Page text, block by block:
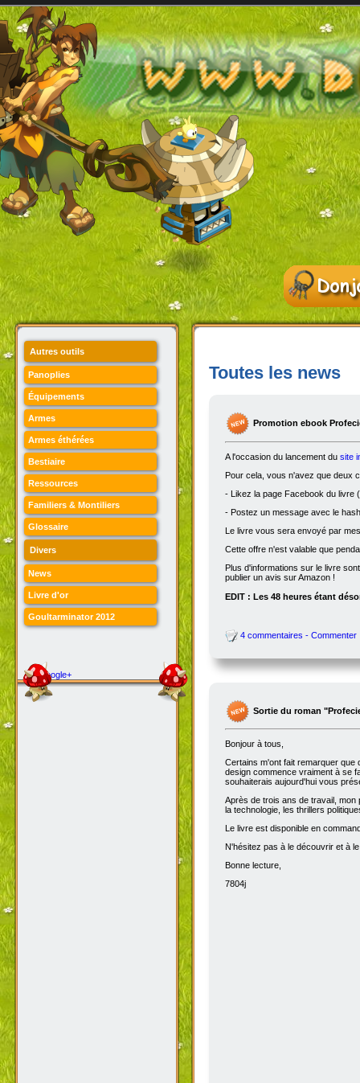
Autres outils
Panoplies
Équipements
Armes
Armes éthérées
Bestiaire
Ressources
Familiers & Montiliers
Glossaire
Divers
News
Livre d'or
Goultarminator 2012
Google+
Toutes les news
Promotion ebook
A l'occasion du lancement du site
Pour cela, vous n'avez que deux
- Likez la page Facebook du livre (
- Postez un message avec le
Le livre vous sera envoyé par
Cette offre n'est valable que
Plus d'informations sur le livre
publier un avis sur Amazon !
EDIT : Les 48 heures étant
4 commentaires - Commenter
Sortie du roman
Bonjour à tous,
Certains m'ont fait remarquer que
design commence vraiment à se
souhaiterais aujourd'hui vous
Après de trois ans de travail,
la technologie, les thrillers
Le livre est disponible en
N'hésitez pas à le découvrir et à
Bonne lecture,
7804j